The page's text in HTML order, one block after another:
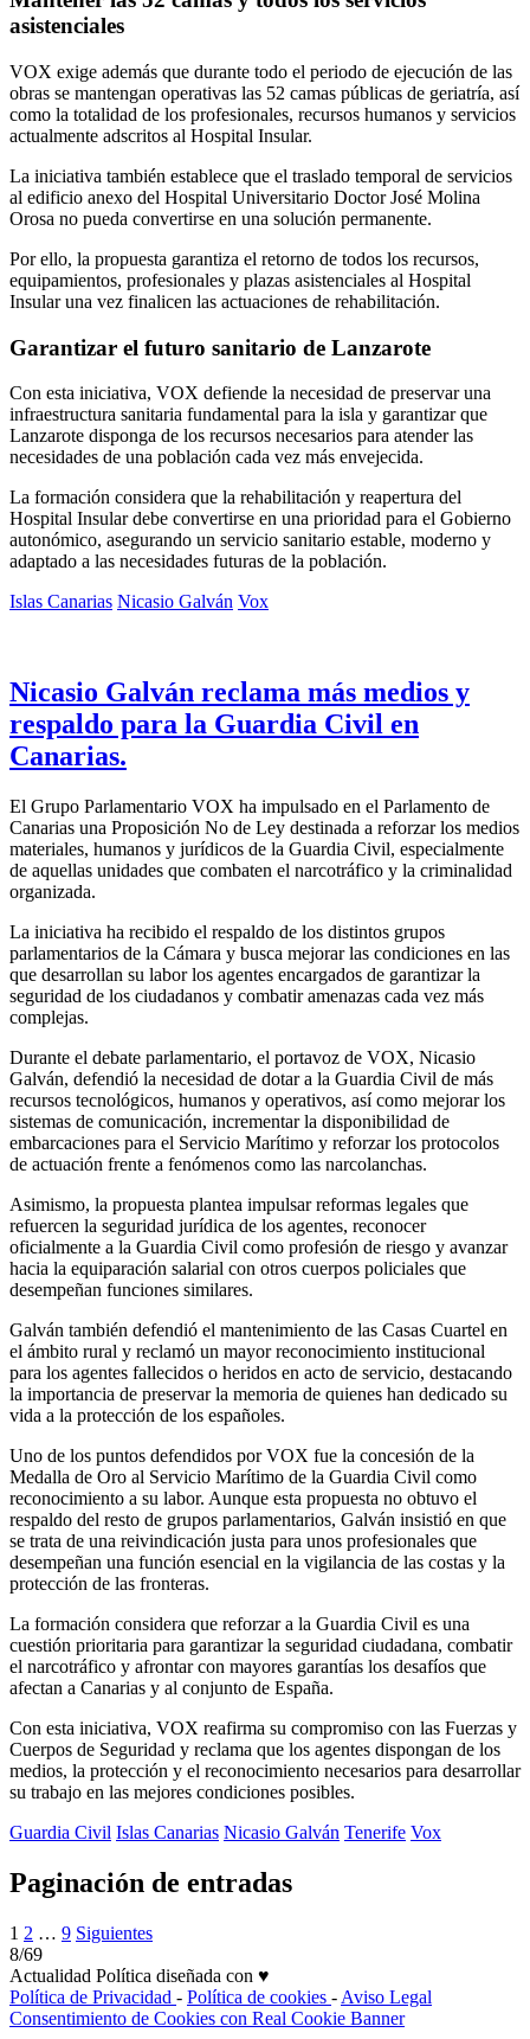
asistenciales
VOX exige además que durante todo el periodo de ejecución de las
obras se mantengan operativas las 52 camas públicas de geriatría, así
como la totalidad de los profesionales, recursos humanos y servicios
actualmente adscritos al Hospital Insular.
La iniciativa también establece que el traslado temporal de servicios
al edificio anexo del Hospital Universitario Doctor José Molina
Orosa no pueda convertirse en una solución permanente.
Por ello, la propuesta garantiza el retorno de todos los recursos,
equipamientos, profesionales y plazas asistenciales al Hospital
Insular una vez finalicen las actuaciones de rehabilitación.
Garantizar el futuro sanitario de Lanzarote
Con esta iniciativa, VOX defiende la necesidad de preservar una
infraestructura sanitaria fundamental para la isla y garantizar que
Lanzarote disponga de los recursos necesarios para atender las
necesidades de una población cada vez más envejecida.
La formación considera que la rehabilitación y reapertura del
Hospital Insular debe convertirse en una prioridad para el Gobierno
autonómico, asegurando un servicio sanitario estable, moderno y
adaptado a las necesidades futuras de la población.
Islas Canarias Nicasio Galván Vox
Nicasio Galván reclama más medios y
respaldo para la Guardia Civil en
Canarias.
El Grupo Parlamentario VOX ha impulsado en el Parlamento de
Canarias una Proposición No de Ley destinada a reforzar los medios
materiales, humanos y jurídicos de la Guardia Civil, especialmente
de aquellas unidades que combaten el narcotráfico y la criminalidad
organizada.
La iniciativa ha recibido el respaldo de los distintos grupos
parlamentarios de la Cámara y busca mejorar las condiciones en las
que desarrollan su labor los agentes encargados de garantizar la
seguridad de los ciudadanos y combatir amenazas cada vez más
complejas.
Durante el debate parlamentario, el portavoz de VOX, Nicasio
Galván, defendió la necesidad de dotar a la Guardia Civil de más
recursos tecnológicos, humanos y operativos, así como mejorar los
sistemas de comunicación, incrementar la disponibilidad de
embarcaciones para el Servicio Marítimo y reforzar los protocolos
de actuación frente a fenómenos como las narcolanchas.
Asimismo, la propuesta plantea impulsar reformas legales que
refuercen la seguridad jurídica de los agentes, reconocer
oficialmente a la Guardia Civil como profesión de riesgo y avanzar
hacia la equiparación salarial con otros cuerpos policiales que
desempeñan funciones similares.
Galván también defendió el mantenimiento de las Casas Cuartel en
el ámbito rural y reclamó un mayor reconocimiento institucional
para los agentes fallecidos o heridos en acto de servicio, destacando
la importancia de preservar la memoria de quienes han dedicado su
vida a la protección de los españoles.
Uno de los puntos defendidos por VOX fue la concesión de la
Medalla de Oro al Servicio Marítimo de la Guardia Civil como
reconocimiento a su labor. Aunque esta propuesta no obtuvo el
respaldo del resto de grupos parlamentarios, Galván insistió en que
se trata de una reivindicación justa para unos profesionales que
desempeñan una función esencial en la vigilancia de las costas y la
protección de las fronteras.
La formación considera que reforzar a la Guardia Civil es una
cuestión prioritaria para garantizar la seguridad ciudadana, combatir
el narcotráfico y afrontar con mayores garantías los desafíos que
afectan a Canarias y al conjunto de España.
Con esta iniciativa, VOX reafirma su compromiso con las Fuerzas y
Cuerpos de Seguridad y reclama que los agentes dispongan de los
medios, la protección y el reconocimiento necesarios para desarrollar
su trabajo en las mejores condiciones posibles.
Guardia Civil Islas Canarias Nicasio Galván Tenerife Vox
Paginación de entradas
1 2 … 9 Siguientes
8/69
Actualidad Política diseñada con ♥
Política de Privacidad - Política de cookies - Aviso Legal
Consentimiento de Cookies con Real Cookie Banner